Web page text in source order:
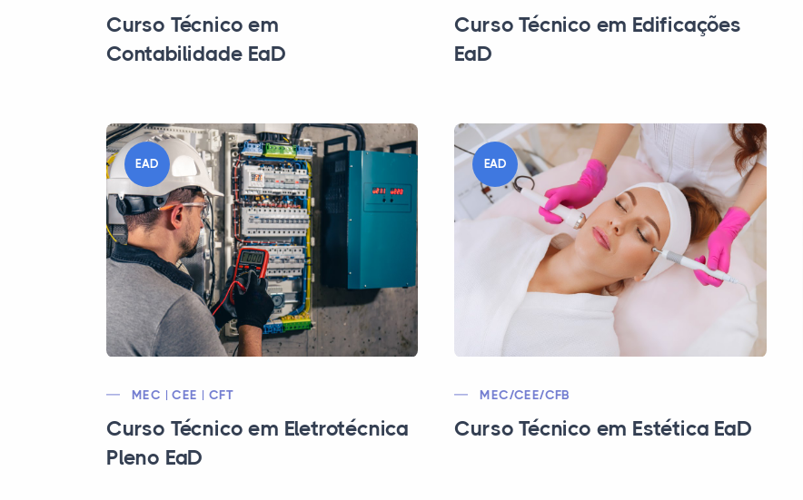
Curso Técnico em
Contabilidade EaD
Curso Técnico em Edificações
EaD
EAD
MEC | CEE | CFT
Curso Técnico em Eletrotécnica
Pleno EaD
EAD
MEC/CEE/CFB
Curso Técnico em Estética EaD